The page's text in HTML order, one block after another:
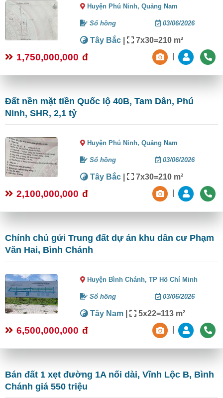
Huyện Phú Ninh,Quảng Nam
Sổ hồng 03/06/2026
Tây Bắc | 7x30=210 m²
1,750,000,000 đ
Đất nền mặt tiền Quốc lộ 40B, Tam Dân, Phú
Ninh, SHR, 2,1 tỷ
Huyện Phú Ninh,Quảng Nam
Sổ hồng 03/06/2026
Tây Bắc | 7x30=210 m²
2,100,000,000 đ
Chính chủ gửi Trung đất dự án khu dân cư Phạm
Văn Hai, Bình Chánh
Huyện Bình Chánh,TP Hồ Chí Minh
Sổ hồng 03/06/2026
Tây Nam | 5x22=113 m²
6,500,000,000 đ
Bán đất 1 xẹt đường 1A nối dài, Vĩnh Lộc B, Bình
Chánh giá 550 triệu